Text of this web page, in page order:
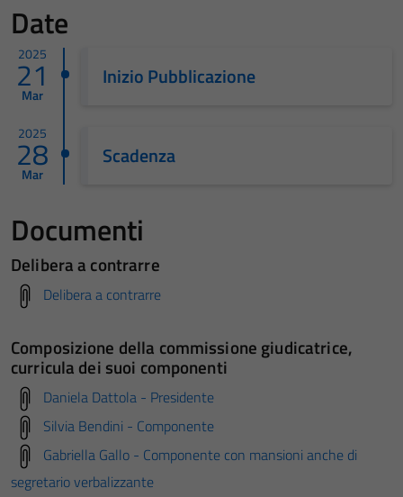
Date
2025
21
Mar
Inizio Pubblicazione
2025
28
Mar
Scadenza
Documenti
Delibera a contrarre
Delibera a contrarre
Composizione della commissione giudicatrice,
curricula dei suoi componenti
Daniela Dattola - Presidente
Silvia Bendini - Componente
Gabriella Gallo - Componente con mansioni anche di
segretario verbalizzante